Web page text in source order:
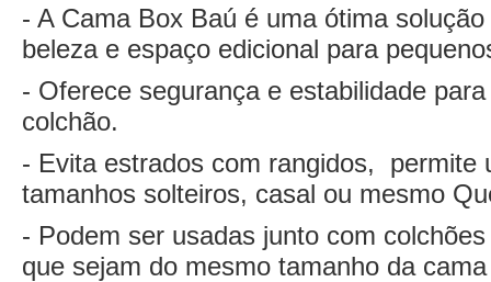
- A Cama Box Baú é uma ótima
beleza e espaço edicional para
- Oferece segurança e estabilidade
colchão.
- Evita estrados com rangidos, permite
tamanhos solteiros, casal ou mesmo
- Podem ser usadas junto com
que sejam do mesmo tamanho da